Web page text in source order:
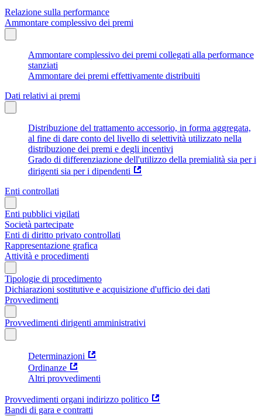
Relazione sulla performance
Ammontare complessivo dei premi
Ammontare complessivo dei premi collegati alla performance
stanziati
Ammontare dei premi effettivamente distribuiti
Dati relativi ai premi
Distribuzione del trattamento accessorio, in forma aggregata,
al fine di dare conto del livello di selettività utilizzato nella
distribuzione dei premi e degli incentivi
Grado di differenziazione dell'utilizzo della premialità sia per i
dirigenti sia per i dipendenti
Enti controllati
Enti pubblici vigilati
Società partecipate
Enti di diritto privato controllati
Rappresentazione grafica
Attività e procedimenti
Tipologie di procedimento
Dichiarazioni sostitutive e acquisizione d'ufficio dei dati
Provvedimenti
Provvedimenti dirigenti amministrativi
Determinazioni
Ordinanze
Altri provvedimenti
Provvedimenti organi indirizzo politico
Bandi di gara e contratti